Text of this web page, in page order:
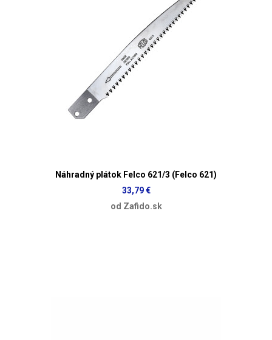
Náhradný plátok Felco 621/3 (Felco 621)
33,79 €
od Zafido.sk